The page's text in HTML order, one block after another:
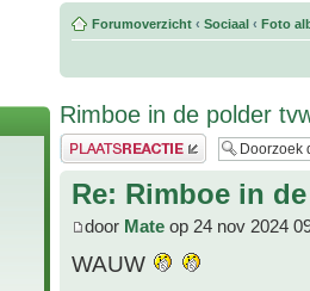
Forumoverzicht ‹ Sociaal ‹ Foto
Rimboe in de polder
Plaats een reactie
Re: Rimboe in
door Mate op 24 nov 2024
WAUW